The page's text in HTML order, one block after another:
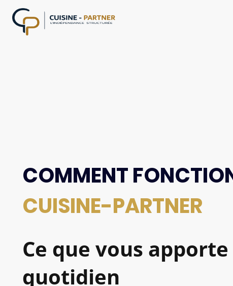
COMMENT
CUISINE-PARTNER
Ce que vous apporte
quotidien